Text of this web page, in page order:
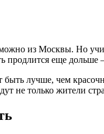
из Москвы. Но
продлится еще
быть лучше, чем
не только жители